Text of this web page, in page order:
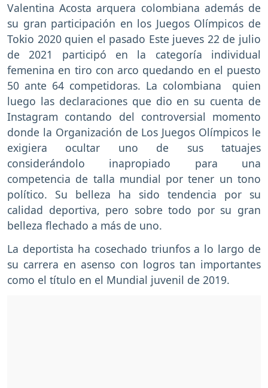
Valentina Acosta arquera colombiana además de
su gran participación en los Juegos Olímpicos de
Tokio 2020 quien el pasado Este jueves 22 de julio
de 2021 participó en la categoría individual
femenina en tiro con arco quedando en el puesto
50 ante 64 competidoras. La colombiana quien
luego las declaraciones que dio en su cuenta de
Instagram contando del controversial momento
donde la Organización de Los Juegos Olímpicos le
exigiera ocultar uno de sus tatuajes
considerándolo inapropiado para una
competencia de talla mundial por tener un tono
político. Su belleza ha sido tendencia por su
calidad deportiva, pero sobre todo por su gran
belleza flechado a más de uno.
La deportista ha cosechado triunfos a lo largo de
su carrera en asenso con logros tan importantes
como el título en el Mundial juvenil de 2019.